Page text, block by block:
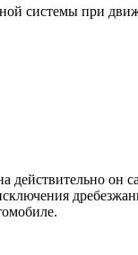
системы при
действительно он